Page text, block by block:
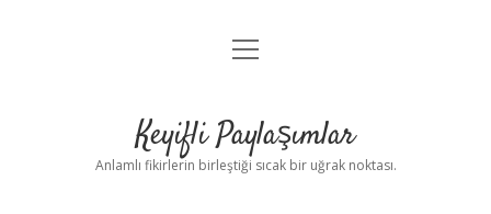
Anasayfa
Yasal Uyarı
menüyü
Keyifli Paylaşımlar
Anlamlı fikirlerin birleştiği sıcak bir uğrak noktası.